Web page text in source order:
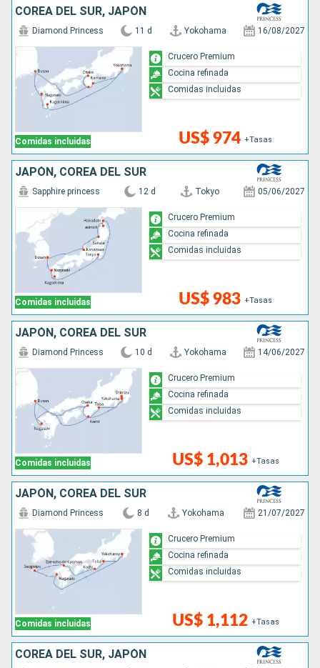
COREA DEL SUR, JAPÓN
Comidas incluidas
Diamond Princess 11 d Yokohama 16/08/2027
US$ 974 +Tasas
Crucero Premium
Cocina refinada
Comidas incluidas
JAPÓN, COREA DEL SUR
Comidas incluidas
Sapphire princess 12 d Tokyo 05/06/2027
US$ 983 +Tasas
Crucero Premium
Cocina refinada
Comidas incluidas
JAPÓN, COREA DEL SUR
Comidas incluidas
Diamond Princess 10 d Yokohama 14/06/2027
US$ 1,013 +Tasas
Crucero Premium
Cocina refinada
Comidas incluidas
JAPÓN, COREA DEL SUR
Comidas incluidas
Diamond Princess 8 d Yokohama 21/07/2027
US$ 1,112 +Tasas
Crucero Premium
Cocina refinada
Comidas incluidas
COREA DEL SUR, JAPÓN